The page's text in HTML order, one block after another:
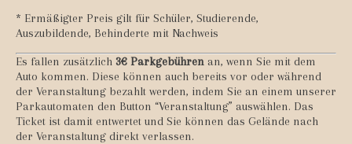
* Ermäßigter Preis gilt für Schüler, Studierende,
Auszubildende, Behinderte mit Nachweis
Es fallen zusätzlich 3€ Parkgebühren an, wenn Sie mit dem
Auto kommen. Diese können auch bereits vor oder während
der Veranstaltung bezahlt werden, indem Sie an einem unserer
Parkautomaten den Button “Veranstaltung” auswählen. Das
Ticket ist damit entwertet und Sie können das Gelände nach
der Veranstaltung direkt verlassen.